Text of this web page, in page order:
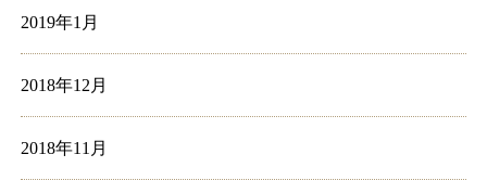
2019年1月
2018年12月
2018年11月